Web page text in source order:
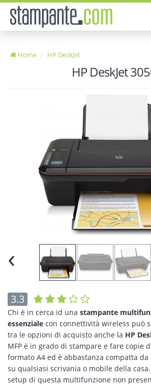
Home HP DeskJet
HP DeskJet
‹
3.3
Chi è in cerca id una stampante
essenziale con connettività wireless può
tra le opzioni di acquisto anche la HP
MFP è in grado di stampare e fare copie
formato A4 ed è abbastanza compatta da
su qualsiasi scrivania o mobile della
setup di questa multifunzione non